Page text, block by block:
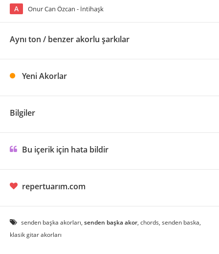
A Onur Can Özcan - İntihaşk
Aynı ton / benzer akorlu şarkılar
Yeni Akorlar
Bilgiler
Bu içerik için hata bildir
repertuarım.com
senden başka akorları, senden başka akor, chords, senden baska,
klasik gitar akorları